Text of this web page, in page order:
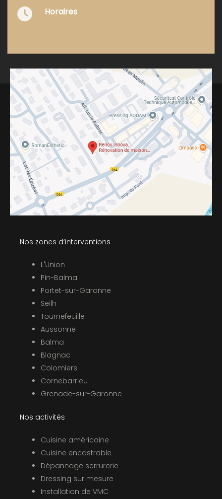
Horaires
Nos zones d’interventions
L'Union
Pin-Balma
Portet-sur-Garonne
Seilh
Tournefeuille
Aussonne
Balma
Blagnac
Colomiers
Cornebarrieu
Grenade-sur-Garonne
Nos activités
Cuisine américaine
Cuisine encastrable
Dépannage serrurerie
Dressing sur mesure
Installation de VMC